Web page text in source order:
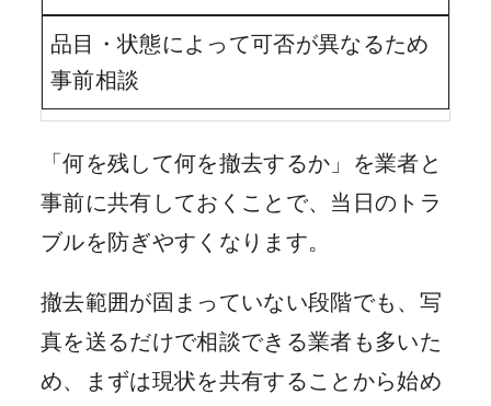
品目・状態によって可否が異なるため
事前相談
「何を残して何を撤去するか」を業者と
事前に共有しておくことで、当日のトラ
ブルを防ぎやすくなります。
撤去範囲が固まっていない段階でも、写
真を送るだけで相談できる業者も多いた
め、まずは現状を共有することから始め